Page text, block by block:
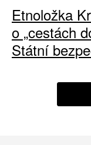
Etnoložka
o „cestách
Státní